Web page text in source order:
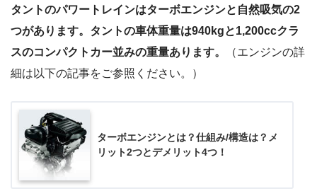
タントのパワートレインはターボエンジンと自然吸気の2
つがあります。タントの車体重量は940kgと1,200ccクラ
スのコンパクトカー並みの重量あります。
（エンジンの詳
細は以下の記事をご参照ください。）
ターボエンジンとは？仕組み/構造は？メ
リット2つとデメリット4つ！